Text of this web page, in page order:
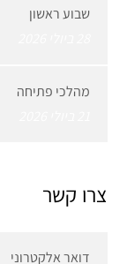
שבוע ראשון
מהלכי פתיחה
צרו קשר
דואר אלקטרוני